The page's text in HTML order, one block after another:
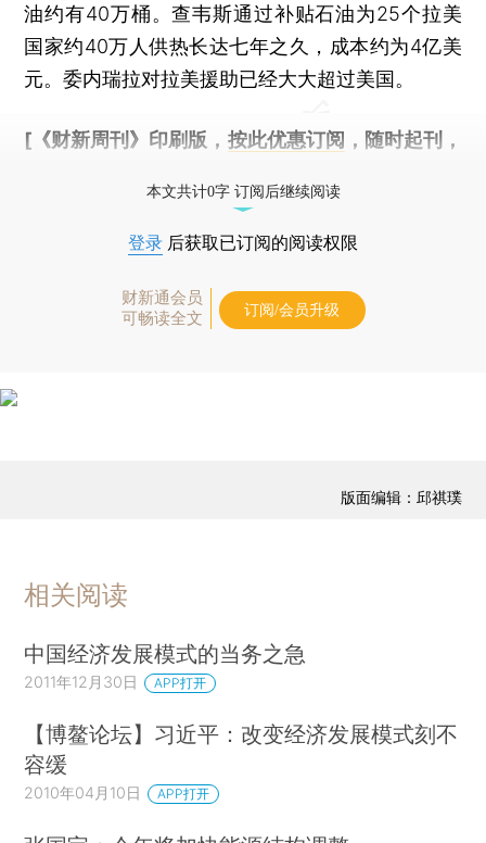
油约有40万桶。查韦斯通过补贴石油为25个拉美
国家约40万人供热长达七年之久，成本约为4亿美
元。委内瑞拉对拉美援助已经大大超过美国。
[《财新周刊》印刷版， 按此优惠订阅 ，随时起刊，
本文共计0字 订阅后继续阅读
登录 后获取已订阅的阅读权限
财新通会员
可畅读全文
订阅/会员升级
版面编辑：邱祺璞
相关阅读
中国经济发展模式的当务之急
2011年12月30日 APP打开
【博鳌论坛】习近平：改变经济发展模式刻不
容缓
2010年04月10日 APP打开